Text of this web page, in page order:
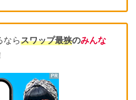
ならスワップ最狭のみんな